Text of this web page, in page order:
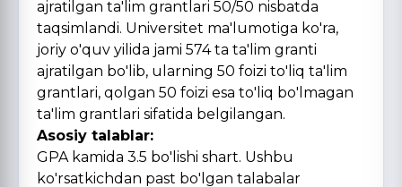
ajratilgan ta'lim grantlari 50/50 nisbatda
taqsimlandi. Universitet ma'lumotiga ko'ra,
joriy o'quv yilida jami 574 ta ta'lim granti
ajratilgan bo'lib, ularning 50 foizi to'liq ta'lim
grantlari, qolgan 50 foizi esa to'liq bo'lmagan
ta'lim grantlari sifatida belgilangan.
Asosiy talablar:
GPA kamida 3.5 bo'lishi shart. Ushbu
ko'rsatkichdan past bo'lgan talabalar